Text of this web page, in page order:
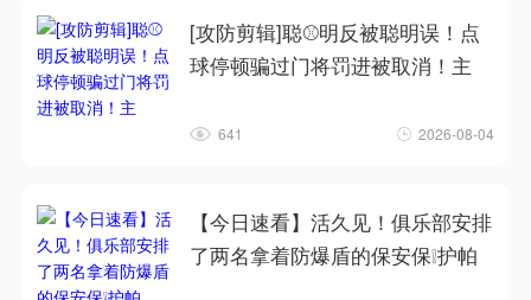
[攻防剪辑]聪⚾明反被聪明误！点
球停顿骗过门将罚进被取消！主
641 2026-08-04
【今日速看】活久见！俱乐部安排
了两名拿着防爆盾的保安保❕护帕